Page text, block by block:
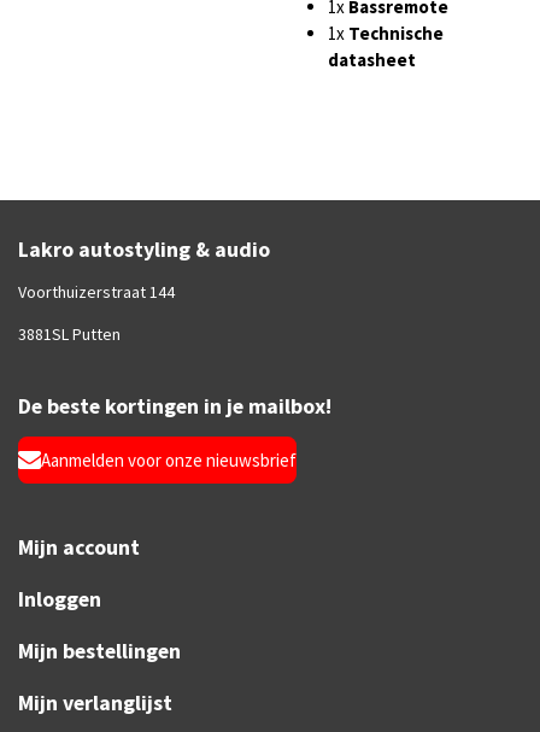
1x Bassremote
1x Technische
datasheet
Lakro autostyling & audio
Voorthuizerstraat 144
3881SL Putten
De beste kortingen in je mailbox!
Aanmelden voor onze nieuwsbrief
Mijn account
Inloggen
Mijn bestellingen
Mijn verlanglijst